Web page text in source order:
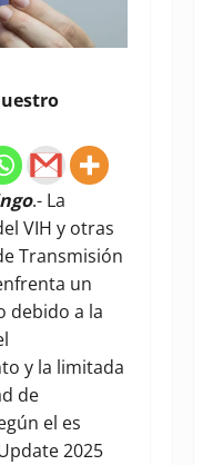
.- La
VIH y otras
Transmisión
un
debido a la
y la limitada
de
el es
2025